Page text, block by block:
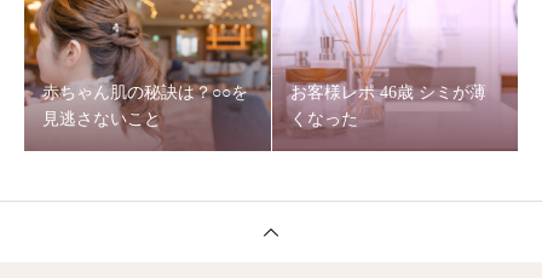
赤ちゃん肌の秘訣は？○○を
見逃さないこと
お客様レポ 46歳 シミが薄
くなった